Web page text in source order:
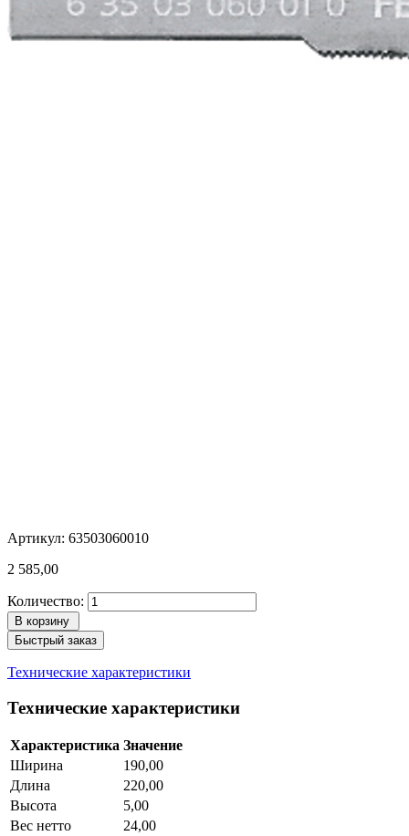
Артикул: 63503060010
2 585,00
Количество:
В корзину
Быстрый заказ
Технические характеристики
Технические характеристики
Характеристика Значение
Ширина
190,00
Длина
220,00
Высота
5,00
Вес нетто
24,00